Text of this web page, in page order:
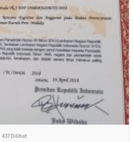
437 Dilihat